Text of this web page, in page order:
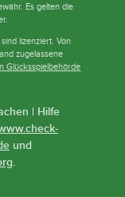
Es gelten die
lizenziert. Von
zugelassene
Glücksspielbehörde
| Hilfe
und
.